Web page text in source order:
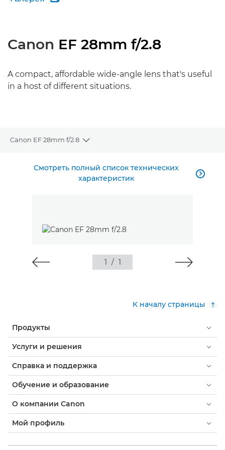
Canon EF 28mm f/2.8
A compact, affordable wide-angle lens that's useful
in a host of different situations.
Canon EF 28mm f/2.8
Toggle breadcrumbs
Общая информация
Смотреть полный список технических
характеристик

1 / 1
К началу страницы
Продукты
Услуги и решения
Справка и поддержка
Обучение и образование
О компании Canon
Мой профиль